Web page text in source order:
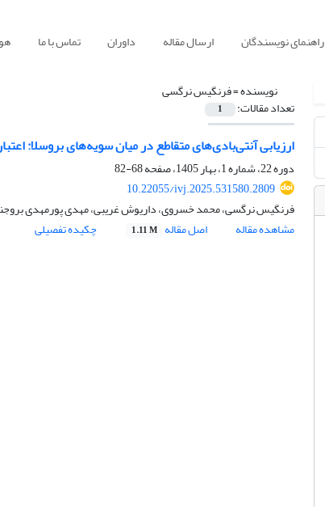
راهنمای نویسندگان ارسال مقاله داوران تماس با ما
نویسنده =فرنگیس نرگسی
تعداد مقالات: 1
ارزیابی آنتی‌بادی‌های متقاطع در میان سویه‌های بروسلا:
دوره 22، شماره 1، بهار 1405، صفحه
68-82
10.22055/ivj.2025.531580.2809
فرنگیس نرگسی، محمد خسروی، داریوش غریبی، مهدی پورمهدی
مشاهده مقاله
اصل مقاله 1.11 M چکیده تفصیلی